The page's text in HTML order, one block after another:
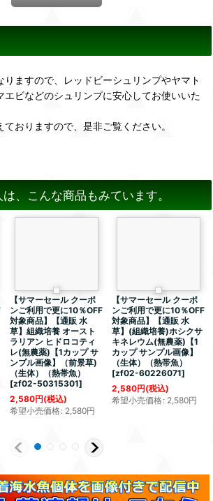
りますので、レッドビーシュリンプやヤマト
エビなどのシュリンプに安心してお使いいた
おりますので、是非ご覧ください。
、こんな商品もみています。
【サマーセール クーポ
ンご利用で更に10％OFF
対象商品】【通販 水
草】組織培養 オースト
ラリアン ヒドロコティ
レ(無農薬)【1カップ サ
ンプル画像】（前景草)
（生体）（熱帯魚）
[zf02-50315301]
2,580円(税込)
希望小売価格: 2,580円
【サマーセール クーポ
ンご利用で更に10％OFF
対象商品】【通販 水
草】(組織培養)ホシクサ
キネレウム(無農薬)【1
カップ サンプル画像】
（生体）（熱帯魚）
[zf02-60226071]
2,580円(税込)
希望小売価格: 2,580円